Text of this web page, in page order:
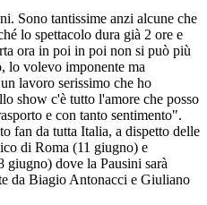
Sono tantissime anzi alcune che
lo spettacolo dura già 2 ore e
ora in poi in poi non si può più
lo volevo imponente ma
lavoro serissimo che ho
show c'è tutto l'amore che posso
e con tanto sentimento".
fan da tutta Italia, a dispetto delle
di Roma (11 giugno) e
dove la Pausini sarà
da Biagio Antonacci e Giuliano